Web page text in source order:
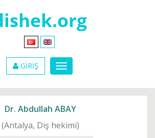
GİRİŞ
Dr. Abdullah ABAY
(Antalya, Diş hekimi)